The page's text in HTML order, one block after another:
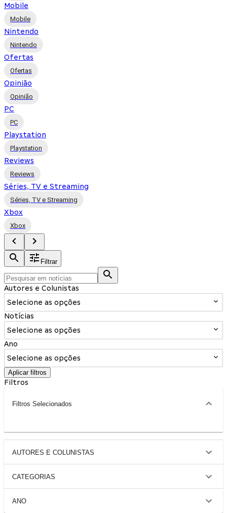
Mobile
Mobile
Nintendo
Nintendo
Ofertas
Ofertas
Opinião
Opinião
PC
PC
Playstation
Playstation
Reviews
Reviews
Séries, TV e Streaming
Séries, TV e Streaming
Xbox
Xbox
Filtrar
Autores e Colunistas
Selecione as opções
Notícias
Selecione as opções
Ano
Selecione as opções
Aplicar filtros
Filtros
Filtros Selecionados
AUTORES E COLUNISTAS
CATEGORIAS
ANO